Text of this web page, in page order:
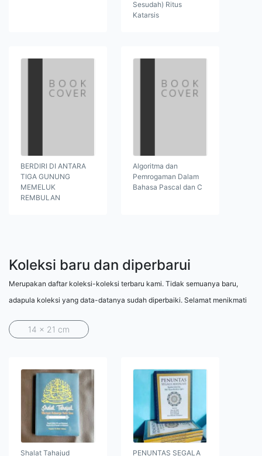
Sesudah) Ritus
Katarsis
BERDIRI DI ANTARA
TIGA GUNUNG
MEMELUK
REMBULAN
Algoritma dan
Pemrogaman Dalam
Bahasa Pascal dan C
Koleksi baru dan diperbarui
Merupakan daftar koleksi-koleksi terbaru kami. Tidak semuanya baru,
adapula koleksi yang data-datanya sudah diperbaiki. Selamat menikmati
14 x 21 cm
Shalat Tahajud PENUNTAS SEGALA